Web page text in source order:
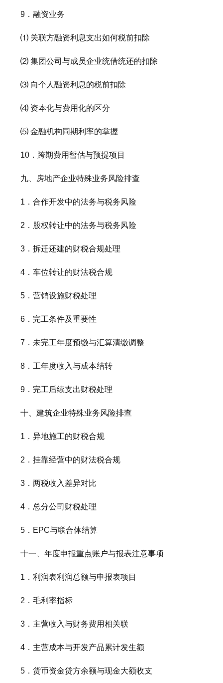
9．融资业务
⑴ 关联方融资利息支出如何税前扣除
⑵ 集团公司与成员企业统借统还的扣除
⑶ 向个人融资利息的税前扣除
⑷ 资本化与费用化的区分
⑸ 金融机构同期利率的掌握
10．跨期费用暂估与预提项目
九、房地产企业特殊业务风险排查
1．合作开发中的法务与税务风险
2．股权转让中的法务与税务风险
3．拆迁还建的财税合规处理
4．车位转让的财法税合规
5．营销设施财税处理
6．完工条件及重要性
7．未完工年度预缴与汇算清缴调整
8．工年度收入与成本结转
9．完工后续支出财税处理
十、建筑企业特殊业务风险排查
1．异地施工的财税合规
2．挂靠经营中的财法税合规
3．两税收入差异对比
4．总分公司财税处理
5．EPC与联合体结算
十一、年度申报重点账户与报表注意事项
1．利润表利润总额与申报表项目
2．毛利率指标
3．主营收入与财务费用相关联
4．主营成本与开发产品累计发生额
5．货币资金贷方余额与现金大额收支